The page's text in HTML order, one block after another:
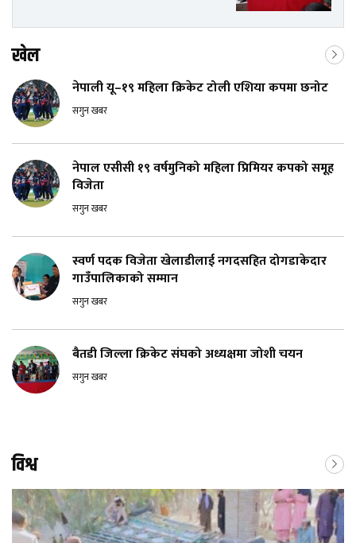
खेल
नेपाली यू–१९ महिला क्रिकेट टोली एशिया कपमा छनोट
सगुन खबर
नेपाल एसीसी १९ वर्षमुनिको महिला प्रिमियर कपको समूह
विजेता
सगुन खबर
स्वर्ण पदक विजेता खेलाडीलाई नगदसहित दोगडाकेदार
गाउँपालिकाको सम्मान
सगुन खबर
बैतडी जिल्ला क्रिकेट संघको अध्यक्षमा जोशी चयन
सगुन खबर
विश्व